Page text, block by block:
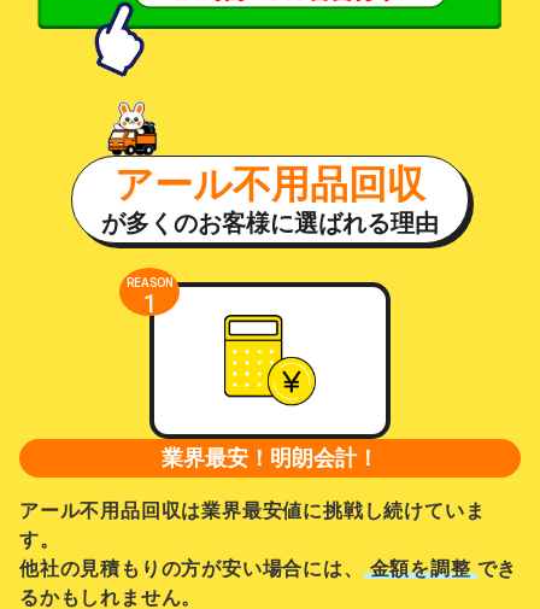
アール不用品回収
が多くのお客様に選ばれる理由
REASON
1
業界最安！明朗会計！
アール不用品回収は業界最安値に挑戦し続けていま
す。
他社の見積もりの方が安い場合には、
金額を調整 でき
るかもしれません。